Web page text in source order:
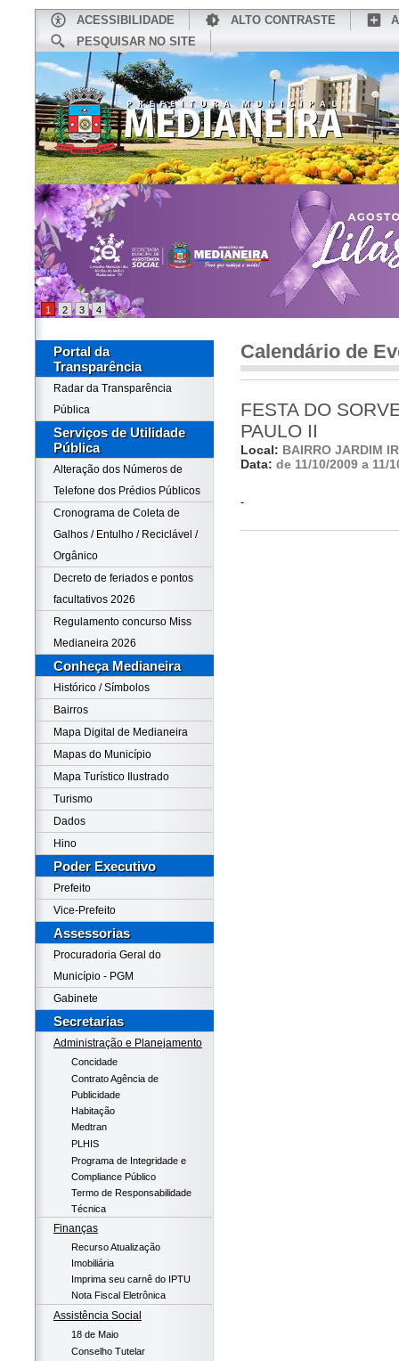
ACESSIBILIDADE ALTO CONTRASTE
PESQUISAR NO SITE
CONHEÇA MEDIANEIRA
1 2 3 4
Portal da
Transparência
Radar da Transparência
Pública
Serviços de Utilidade
Pública
Alteração dos Números de
Telefone dos Prédios Públicos
Cronograma de Coleta de
Galhos / Entulho / Reciclável /
Orgânico
Decreto de feriados e pontos
facultativos 2026
Regulamento concurso Miss
Medianeira 2026
Conheça Medianeira
Histórico / Símbolos
Bairros
Mapa Digital de Medianeira
Mapas do Município
Mapa Turístico Ilustrado
Turismo
Dados
Hino
Poder Executivo
Prefeito
Vice-Prefeito
Assessorias
Procuradoria Geral do
Município - PGM
Gabinete
Secretarias
Administração e Planejamento
Concidade
Contrato Agência de
Publicidade
Habitação
Medtran
PLHIS
Programa de Integridade e
Compliance Público
Termo de Responsabilidade
Técnica
Finanças
Recurso Atualização
Imobiliária
Imprima seu carnê do IPTU
Nota Fiscal Eletrônica
Assistência Social
18 de Maio
Conselho Tutelar
Calendário de
FESTA DO
PAULO II
Local: BAIRRO JARDIM
Data: de 11/10/2009 a 11/
-